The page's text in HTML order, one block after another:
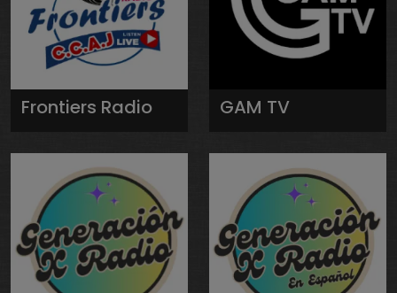
Frontiers Radio GAM TV